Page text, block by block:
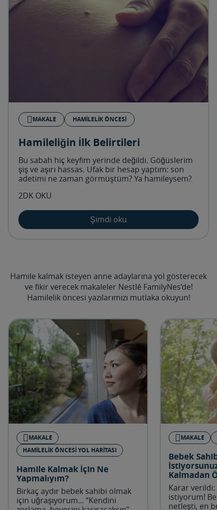
MAKALE HAMILELIK ÖNCESI
Hamileliğin İlk Belirtileri
Bu sabah hiç keyfim yerinde değildi. Göğüslerim
şiş ve aşırı hassas. Ufak bir hesap yaptım: son
adetimi ne zaman görmüştüm? Ya hamileysem?
2DK OKU
Şimdi oku
Hamile kalmak isteyen anne adaylarına yol gösterecek
ve fikir verecek makaleler Nestlé FamilyNes’de!
Hamilelik öncesi yazılarımızı mutlaka okuyun!
MAKALE
HAMILELIK ÖNCESI YOL HARITASI
Hamile Kalmak İçin Ne
Yapmalıyım?
Birkaç aydır bebek sahibi olmak
için uğraşıyorum... “Kendini
MAKALE
Bebek
Kalmadan
Karar
istiyorum!
netleşti, en